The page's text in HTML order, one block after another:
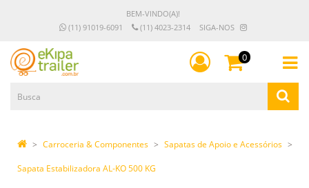
BEM-VINDO(A)!
(11) 91019-6091
(11) 4023-2314 SIGA-NOS
0
Carroceria & Componentes Sapatas de Apoio e Acessórios
Sapata Estabilizadora AL-KO 500 KG